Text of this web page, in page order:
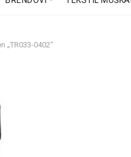
„TR033-0402“